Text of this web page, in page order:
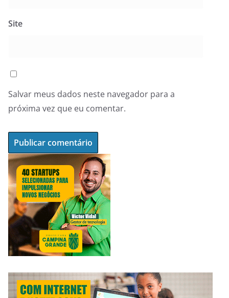
Site
Salvar meus dados neste navegador para a
próxima vez que eu comentar.